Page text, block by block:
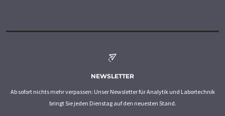
NEWSLETTER
Ab sofort nichts mehr verpassen: Unser Newsletter für Analytik und Labortechnik
bringt Sie jeden Dienstag auf den neuesten Stand.